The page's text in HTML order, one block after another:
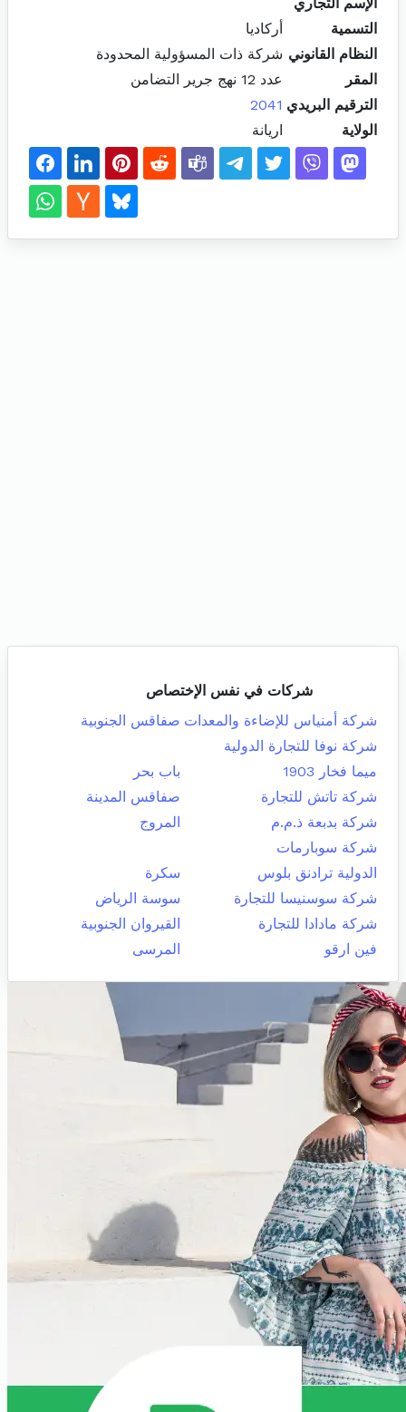
التسمية
أركاديا
النظام القانوني شركة ذات المسؤولية المحدودة
المقر
عدد 12 نهج جرير التضامن
الترقيم البريدي 2041
الولاية
اريانة
شركات في نفس الإختصاص
شركة أمنياس للإضاءة والمعدات صفاقس الجنوبية
شركة نوفا للتجارة الدولية
ميما فخار 1903
باب بحر
شركة تاتش للتجارة
صفاقس المدينة
شركة بدبعة ذ.م.م
المروج
شركة سوبارمات
الدولية ترادنق بلوس
سكرة
شركة سوسنيسا للتجارة
سوسة الرياض
شركة مادادا للتجارة
القيروان الجنوبية
فين ارقو
المرسى